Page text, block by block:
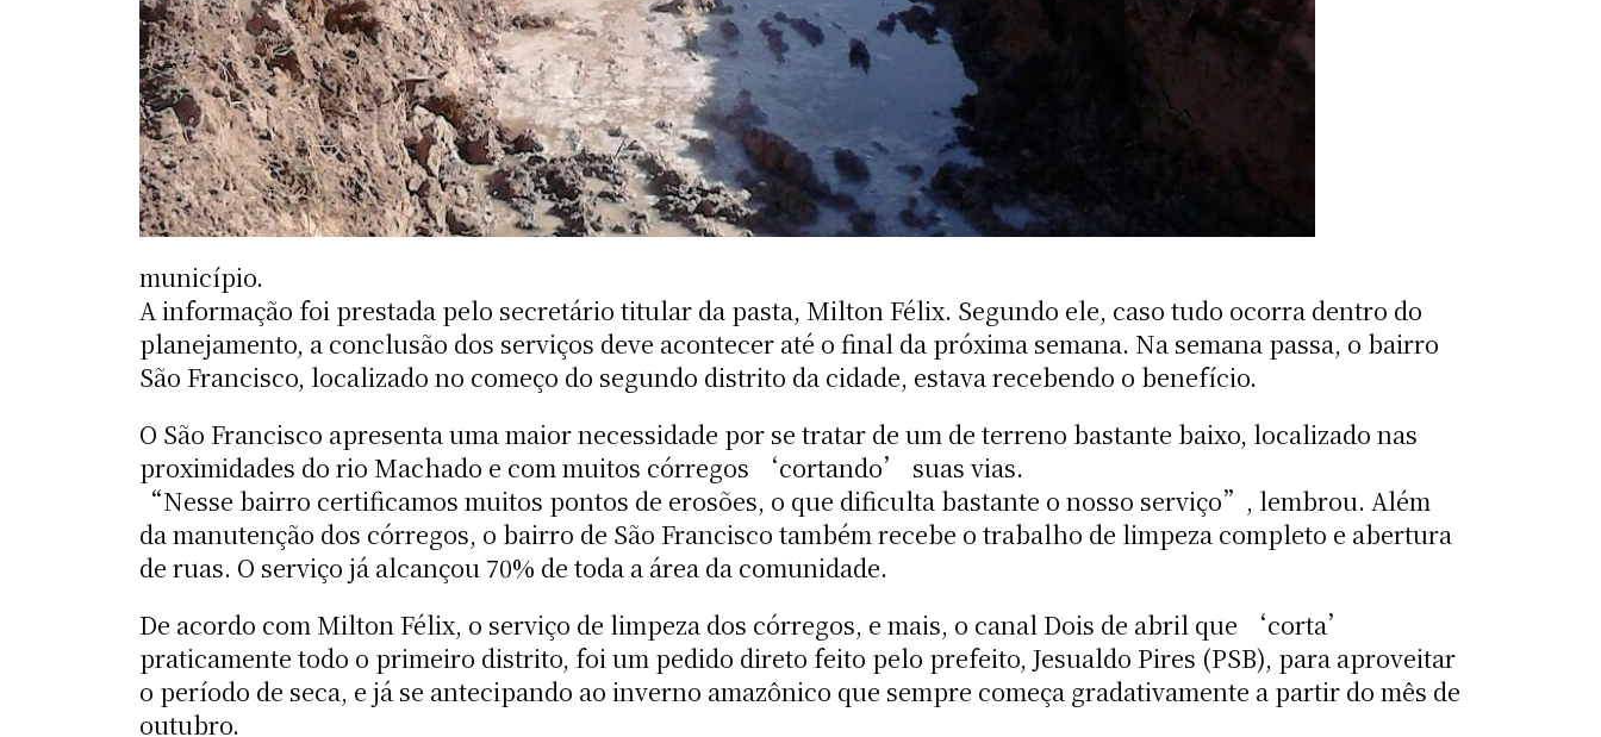
município.
A informação foi prestada pelo secretário titular da pasta, Milton Félix. Segundo ele, caso tudo ocorra dentro do
planejamento, a conclusão dos serviços deve acontecer até o final da próxima semana. Na semana passa, o bairro
São Francisco, localizado no começo do segundo distrito da cidade, estava recebendo o benefício.
O São Francisco apresenta uma maior necessidade por se tratar de um de terreno bastante baixo, localizado nas
proximidades do rio Machado e com muitos córregos ‘cortando’ suas vias.
“Nesse bairro certificamos muitos pontos de erosões, o que dificulta bastante o nosso serviço”, lembrou. Além
da manutenção dos córregos, o bairro de São Francisco também recebe o trabalho de limpeza completo e abertura
de ruas. O serviço já alcançou 70% de toda a área da comunidade.
De acordo com Milton Félix, o serviço de limpeza dos córregos, e mais, o canal Dois de abril que ‘corta’
praticamente todo o primeiro distrito, foi um pedido direto feito pelo prefeito, Jesualdo Pires (PSB), para aproveitar
o período de seca, e já se antecipando ao inverno amazônico que sempre começa gradativamente a partir do mês de
outubro.